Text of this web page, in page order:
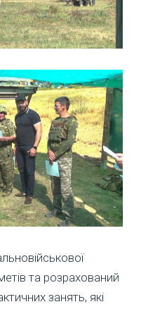
та розрахований
занять, які